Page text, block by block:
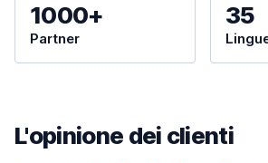
1000+
Partner
35
L'opinione dei clienti